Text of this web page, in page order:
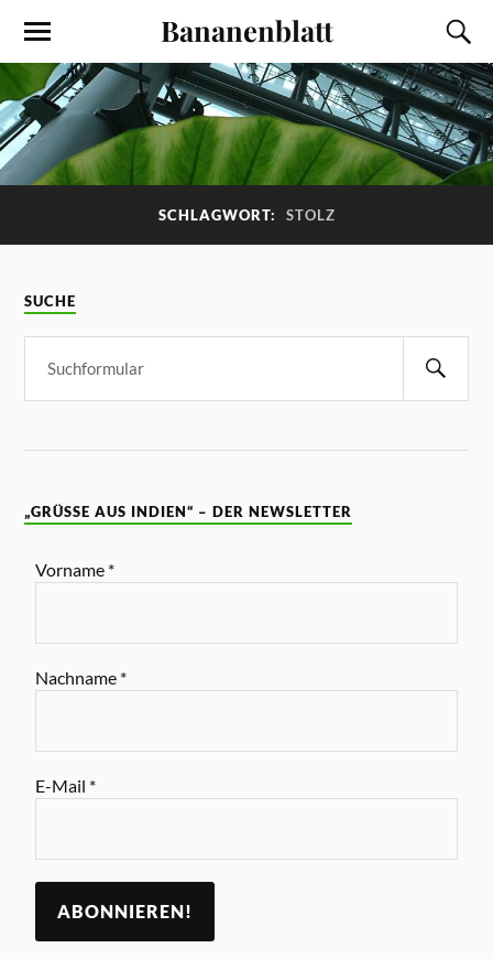
Bananenblatt
SCHLAGWORT: STOLZ
SUCHE
„GRÜSSE AUS INDIEN“ – DER NEWSLETTER
Vorname *
Nachname *
E-Mail *